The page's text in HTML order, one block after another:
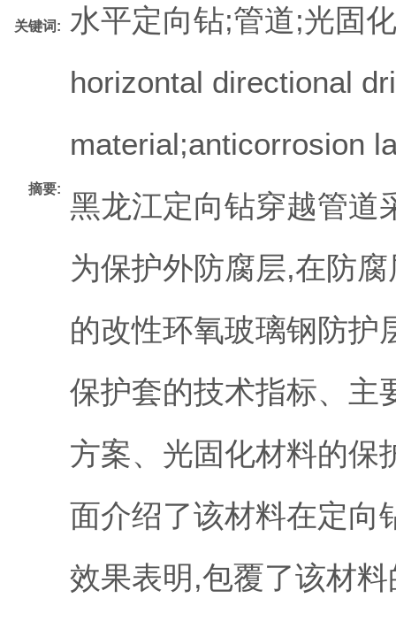
关键词:
水平定向钻;管道;光固
horizontal directional
material;anticorrosion
摘要:
黑龙江定向钻穿越管道
为保护外防腐层,在防
的改性环氧玻璃钢防护
保护套的技术指标、主
方案、光固化材料的保
面介绍了该材料在定向
效果表明,包覆了该材